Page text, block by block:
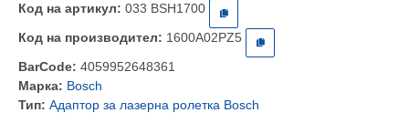
Код на артикул: 033 BSH1700
Код на производител: 1600A02PZ5
BarCode: 4059952648361
Марка: Bosch
Тип: Адаптор за лазерна ролетка Bosch